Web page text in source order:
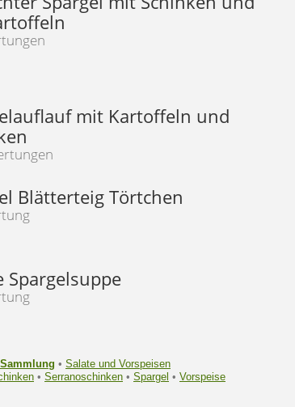
mit Kartoffeln und
Blätterteig Törtchen
Spargelsuppe
• Salate und Vorspeisen
• Serranoschinken • Spargel • Vorspeise